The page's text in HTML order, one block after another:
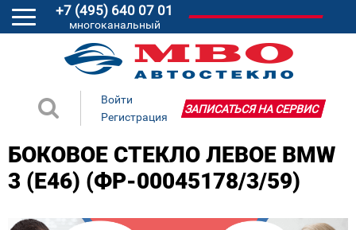
+7 (495) 640 07 01
многоканальный
Войти
Регистрация
ЗАПИСАТЬСЯ НА СЕРВИС
БОКОВОЕ СТЕКЛО ЛЕВОЕ BMW
3 (E46) (ФР-00045178/3/59)